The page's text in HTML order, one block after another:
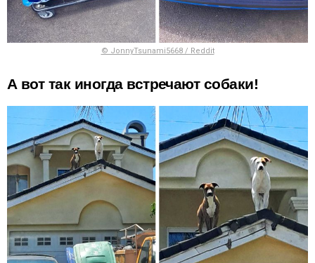
© JonnyTsunami5668 / Reddit
А вот так иногда встречают собаки!